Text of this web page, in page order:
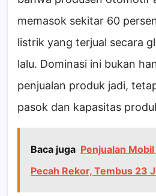
memasok sekitar 60
listrik yang terjual secara
lalu. Dominasi ini bukan
penjualan produk jadi,
pasok dan kapasitas
Baca juga Penjualan
Pecah Rekor, Tembus 23